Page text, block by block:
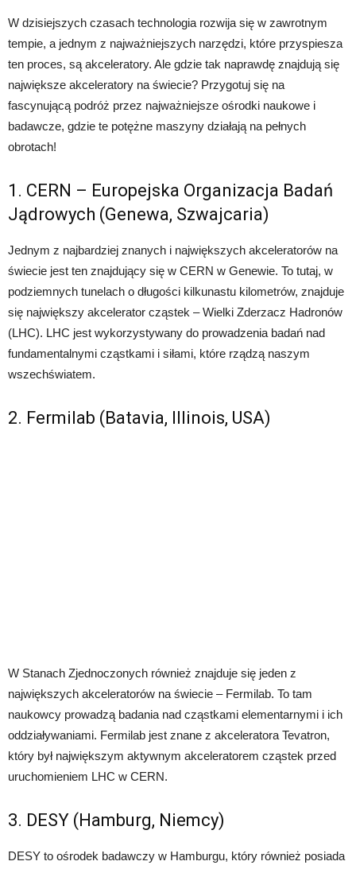
W dzisiejszych czasach technologia rozwija się w zawrotnym
tempie, a jednym z najważniejszych narzędzi, które przyspiesza
ten proces, są akceleratory. Ale gdzie tak naprawdę znajdują się
największe akceleratory na świecie? Przygotuj się na
fascynującą podróż przez najważniejsze ośrodki naukowe i
badawcze, gdzie te potężne maszyny działają na pełnych
obrotach!
1. CERN – Europejska Organizacja Badań
Jądrowych (Genewa, Szwajcaria)
Jednym z najbardziej znanych i największych akceleratorów na
świecie jest ten znajdujący się w CERN w Genewie. To tutaj, w
podziemnych tunelach o długości kilkunastu kilometrów, znajduje
się największy akcelerator cząstek – Wielki Zderzacz Hadronów
(LHC). LHC jest wykorzystywany do prowadzenia badań nad
fundamentalnymi cząstkami i siłami, które rządzą naszym
wszechświatem.
2. Fermilab (Batavia, Illinois, USA)
W Stanach Zjednoczonych również znajduje się jeden z
największych akceleratorów na świecie – Fermilab. To tam
naukowcy prowadzą badania nad cząstkami elementarnymi i ich
oddziaływaniami. Fermilab jest znane z akceleratora Tevatron,
który był największym aktywnym akceleratorem cząstek przed
uruchomieniem LHC w CERN.
3. DESY (Hamburg, Niemcy)
DESY to ośrodek badawczy w Hamburgu, który również posiada